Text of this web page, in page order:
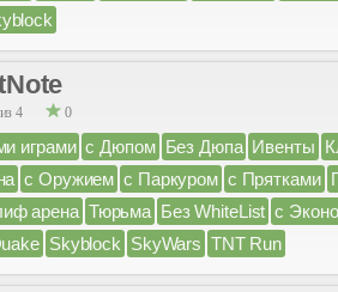
4 0
играми с Дюпом Без Дюпа Ивенты
с Оружием с Паркуром с Прятками
арена Тюрьма Без WhiteList с
Skyblock SkyWars TNT Run